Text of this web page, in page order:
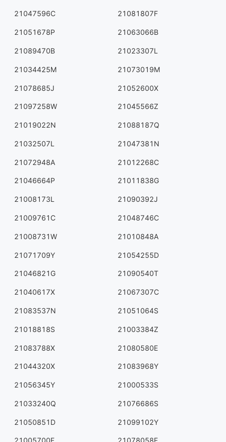
21047596C 21081807F
21051678P 21063066B
21089470B 21023307L
21034425M 21073019M
21078685J 21052600X
21097258W 21045566Z
21019022N 21088187Q
21032507L 21047381N
21072948A 21012268C
21046664P 21011838G
21008173L 21090392J
21009761C 21048746C
21008731W 21010848A
21071709Y 21054255D
21046821G 21090540T
21040617X 21067307C
21083537N 21051064S
21018818S 21003384Z
21083788X 21080580E
21044320X 21083968Y
21056345Y 21000533S
21033240Q 21076686S
21050851D 21099102Y